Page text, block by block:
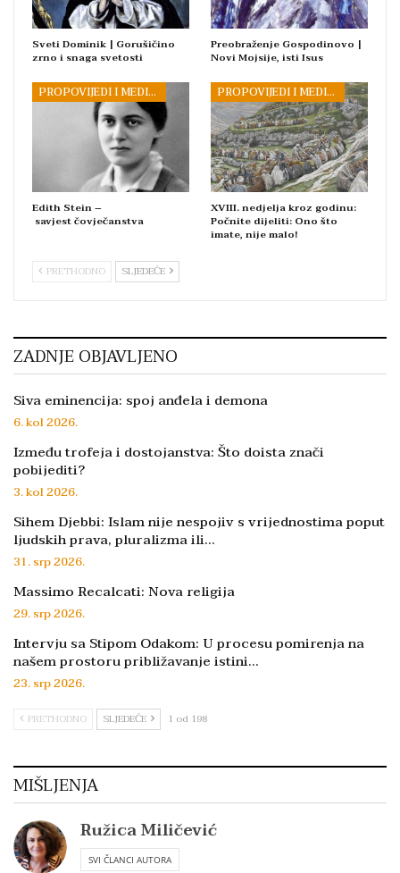
Sveti Dominik | Gorušičino
zrno i snaga svetosti
Preobraženje Gospodinovo |
Novi Mojsije, isti Isus
PROPOVIJEDI I MEDITACIJE
Edith Stein –
savjest čovječanstva
PROPOVIJEDI I MEDITACIJE
XVIII. nedjelja kroz godinu:
Počnite dijeliti: Ono što
imate, nije malo!
PRETHODNO SLJEDEĆE
ZADNJE OBJAVLJENO
Siva eminencija: spoj anđela i demona
6. kol 2026.
Između trofeja i dostojanstva: Što doista znači
pobijediti?
3. kol 2026.
Sihem Djebbi: Islam nije nespojiv s vrijednostima poput
ljudskih prava, pluralizma ili…
31. srp 2026.
Massimo Recalcati: Nova religija
29. srp 2026.
Intervju sa Stipom Odakom: U procesu pomirenja na
našem prostoru približavanje istini…
23. srp 2026.
PRETHODNO SLJEDEĆE 1 od 198
MIŠLJENJA
Ružica Miličević
SVI ČLANCI AUTORA